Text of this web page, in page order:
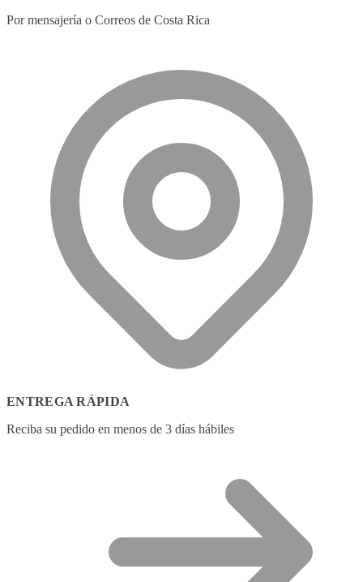
Por mensajería o Correos de Costa Rica
ENTREGA RÁPIDA
Reciba su pedido en menos de 3 días hábiles